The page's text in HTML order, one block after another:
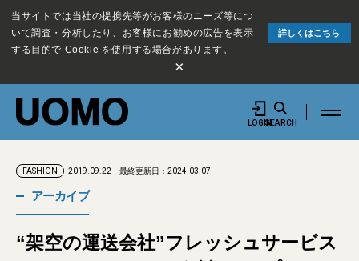
当サイトでは当社の提携先等がお客様のニーズ等につ
いて調査・分析したり、お客様にお勧めの広告を表示
する目的で Cookie を使用する場合があります。
詳しくはこちら
×
LOGINSEARCH
FASHION 2019.09.22 最終更新日：2024.03.07
アーカイブ
“架空の運送会社”フレッシュサービス